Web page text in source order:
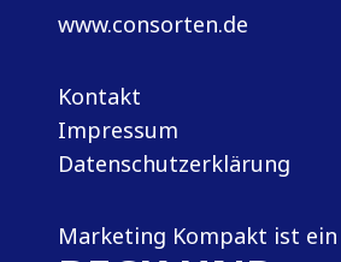
www.consorten.de
Kontakt
Impressum
Datenschutzerklärung
Marketing Kompakt ist